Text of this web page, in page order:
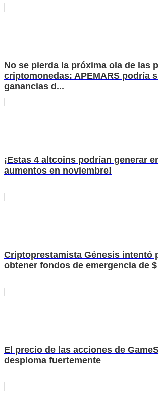
No se pierda la próxima ola de las
criptomonedas: APEMARS podría
ganancias d...
¡Estas 4 altcoins podrían generar
aumentos en noviembre!
Criptoprestamista Génesis intentó
obtener fondos de emergencia de
El precio de las acciones de
desploma fuertemente